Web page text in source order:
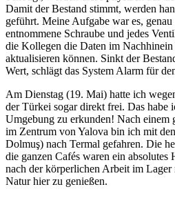
Damit der Bestand stimmt, werden
geführt. Meine Aufgabe war es, genau
entnommene Schraube und jedes
die Kollegen die Daten im
aktualisieren können. Sinkt der
Wert, schlägt das System Alarm für
Am Dienstag (19. Mai) hatte ich
der Türkei sogar direkt frei. Das habe
Umgebung zu erkunden! Nach einem
im Zentrum von Yalova bin ich mit
Dolmuş) nach Termal gefahren. Die
die ganzen Cafés waren ein
nach der körperlichen Arbeit im Lager
Natur hier zu genießen.